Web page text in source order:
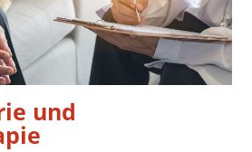
und